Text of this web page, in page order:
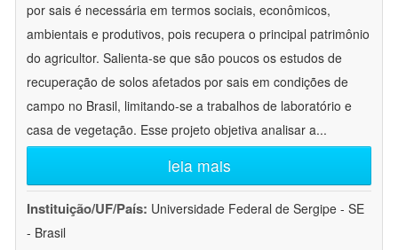
por sais é necessária em termos sociais, econômicos,
ambientais e produtivos, pois recupera o principal patrimônio
do agricultor. Salienta-se que são poucos os estudos de
recuperação de solos afetados por sais em condições de
campo no Brasil, limitando-se a trabalhos de laboratório e
casa de vegetação. Esse projeto objetiva analisar a...
leia mais
Instituição/UF/País: Universidade Federal de Sergipe - SE
- Brasil